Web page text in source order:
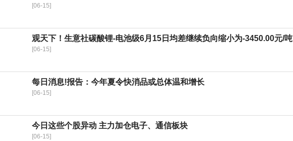
[06-15]
观天下！生意社碳酸锂-电池级6月15日均差继续负向缩小为-3450.00元/吨
[06-15]
每日消息!报告：今年夏令快消品或总体温和增长
[06-15]
今日这些个股异动 主力加仓电子、通信板块
[06-15]